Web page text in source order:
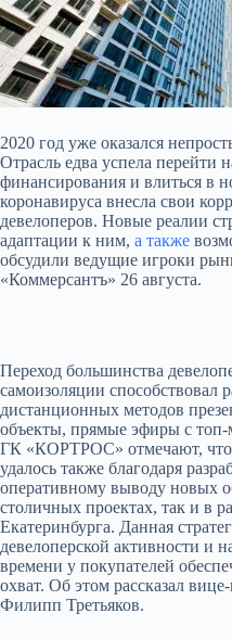
2020 год уже оказался
Отрасль едва успела перейти
финансирования и влиться в
коронавируса внесла свои
девелоперов. Новые реалии
адаптации к ним, а также
обсудили ведущие игроки
«Коммерсантъ» 26 августа.
Переход большинства
самоизоляции способствовал
дистанционных методов
объекты, прямые эфиры с
ГК «КОРТРОС» отмечают, что
удалось также благодаря
оперативному выводу новых
столичных проектах, так и в
Екатеринбурга. Данная
девелоперской активности и
времени у покупателей
охват. Об этом рассказал
Филипп Третьяков.